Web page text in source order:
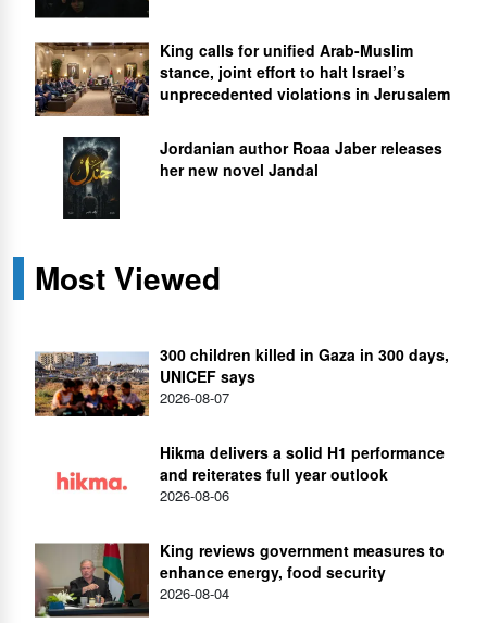
King calls for unified Arab-Muslim
stance, joint effort to halt Israel’s
unprecedented violations in Jerusalem
Jordanian author Roaa Jaber releases
her new novel Jandal
Most Viewed
300 children killed in Gaza in 300 days,
UNICEF says
2026-08-07
Hikma delivers a solid H1 performance
and reiterates full year outlook
2026-08-06
King reviews government measures to
enhance energy, food security
2026-08-04